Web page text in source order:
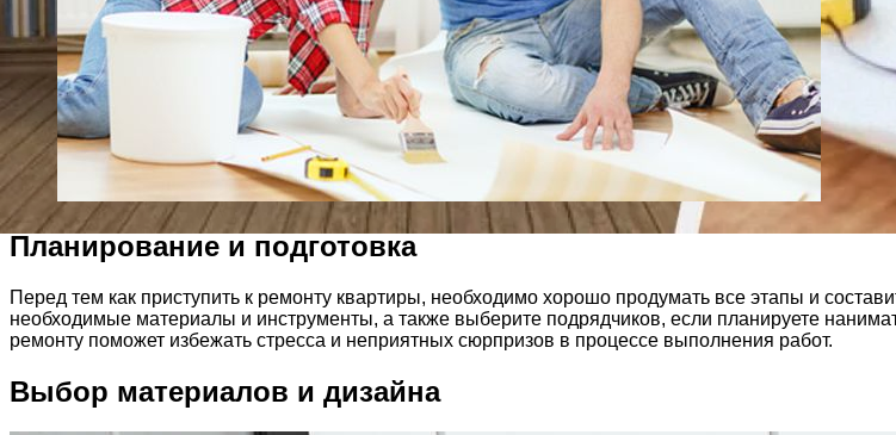
Планирование и подготовка
Перед тем как приступить к ремонту квартиры, необходимо хорошо продумать все этапы и
необходимые материалы и инструменты, а также выберите подрядчиков, если планируете
ремонту поможет избежать стресса и неприятных сюрпризов в процессе выполнения работ.
Выбор материалов и дизайна